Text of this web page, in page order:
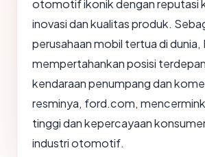
otomotif ikonik dengan reputasi
inovasi dan kualitas produk.
perusahaan mobil tertua di dunia,
mempertahankan posisi
kendaraan penumpang dan
resminya, ford.com,
tinggi dan kepercayaan
industri otomotif.